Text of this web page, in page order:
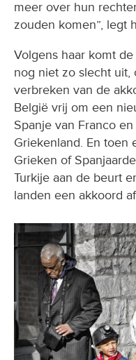
meer over hun
zouden komen”, legt
Volgens haar komt
nog niet zo slecht
verbreken van de
België vrij om een
Spanje van Franco
Griekenland. En toen
Grieken of
Turkije aan de beurt
landen een akkoord